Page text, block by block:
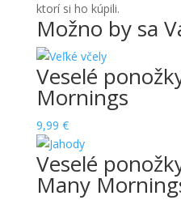
ktorí si ho kúpili.
Možno by sa
Veselé
Mornings
9,99 €
Veselé
Many